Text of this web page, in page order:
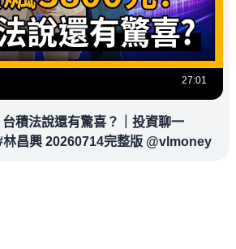
27:01
積法說還有驚喜？｜投資聊一
昌興 20260714完整版 @vlmoney